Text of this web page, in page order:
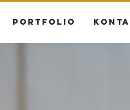
PORTFOLIO